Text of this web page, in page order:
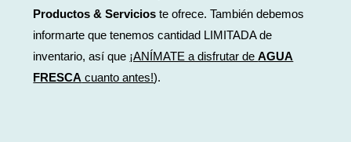
Productos & Servicios te ofrece​. También debemos
informarte que tenemos cantidad LIMITADA de
inventario, así que ¡ANÍMATE a disfrutar deAGUA
FRESCA cuanto antes!).